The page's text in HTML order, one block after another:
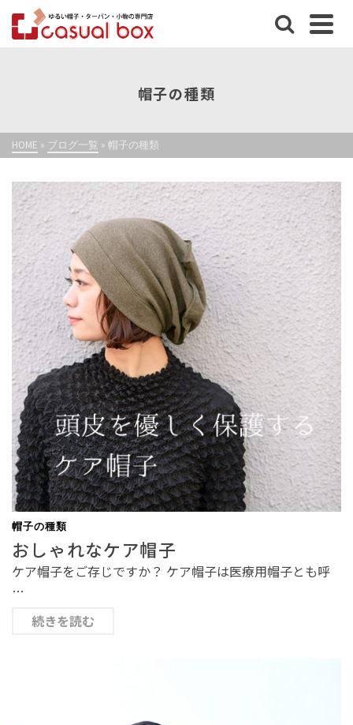
帽子の種類
HOME » ブログ一覧 » 帽子の種類
帽子の種類
おしゃれなケア帽子
ケア帽子をご存じですか？ ケア帽子は医療用帽子とも呼
…
続きを読む